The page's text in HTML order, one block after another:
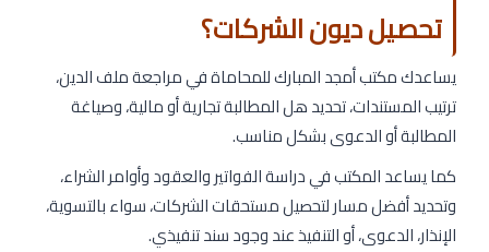
تحصيل ديون الشركات؟
يساعدك مكتب أمجد المبارك للمحاماة في مراجعة ملف الدين،
ترتيب المستندات، تحديد هل المطالبة تجارية أو مالية، وصياغة
المطالبة أو الدعوى بشكل مناسب.
كما يساعد المكتب في دراسة الفواتير والعقود وأوامر الشراء،
وتحديد أفضل مسار لتحصيل مستحقات الشركات، سواء بالتسوية،
الإنذار، الدعوى، أو التنفيذ عند وجود سند تنفيذي.